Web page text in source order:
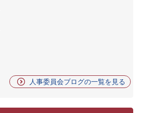
人事委員会ブログの一覧を見る